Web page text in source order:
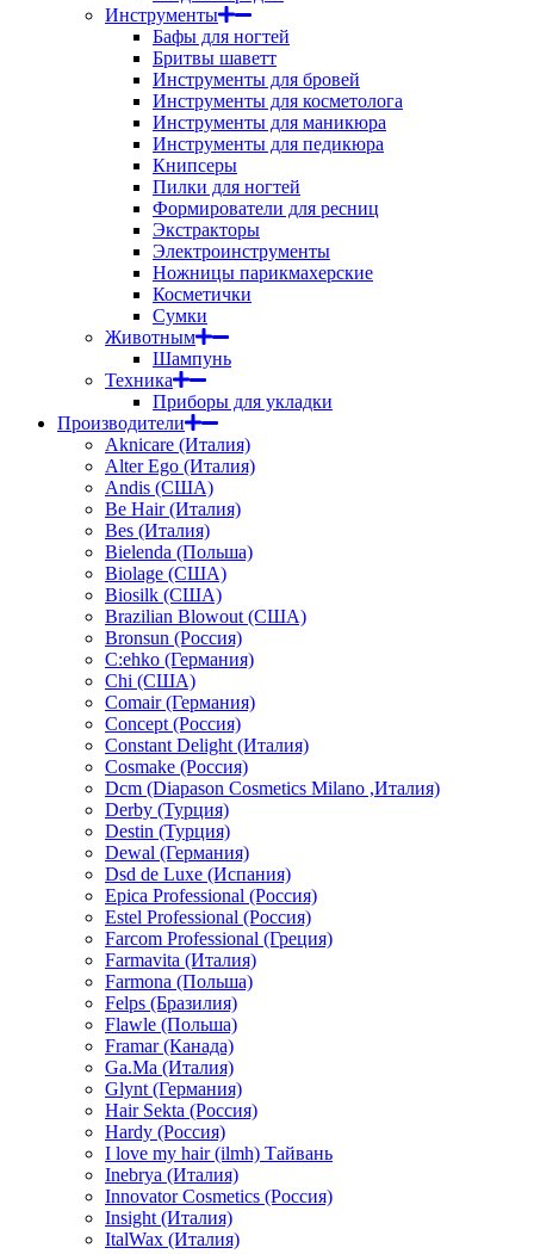
Инструменты
Бафы для ногтей
Бритвы шаветт
Инструменты для бровей
Инструменты для косметолога
Инструменты для маникюра
Инструменты для педикюра
Книпсеры
Пилки для ногтей
Формирователи для ресниц
Экстракторы
Электроинструменты
Ножницы парикмахерские
Косметички
Сумки
Животным
Шампунь
Техника
Приборы для укладки
Производители
Aknicare (Италия)
Alter Ego (Италия)
Andis (США)
Be Hair (Италия)
Bes (Италия)
Bielenda (Польша)
Biolage (США)
Biosilk (США)
Brazilian Blowout (США)
Bronsun (Россия)
C:ehko (Германия)
Chi (США)
Comair (Германия)
Concept (Россия)
Constant Delight (Италия)
Cosmake (Россия)
Dcm (Diapason Cosmetics Milano ,Италия)
Derby (Турция)
Destin (Турция)
Dewal (Германия)
Dsd de Luxe (Испания)
Epica Professional (Россия)
Estel Professional (Россия)
Farcom Professional (Греция)
Farmavita (Италия)
Farmona (Польша)
Felps (Бразилия)
Flawle (Польша)
Framar (Канада)
Ga.Ma (Италия)
Glynt (Германия)
Hair Sekta (Россия)
Hardy (Россия)
I love my hair (ilmh) Тайвань
Inebrya (Италия)
Innovator Cosmetics (Россия)
Insight (Италия)
ItalWax (Италия)